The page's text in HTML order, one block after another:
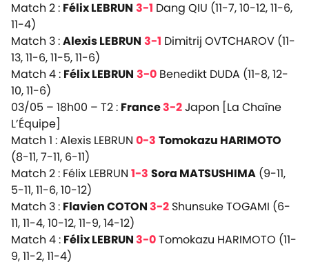
Match 2 : Félix LEBRUN 3-1 Dang QIU (11-7, 10-12, 11-6,
11-4)
Match 3 :Alexis LEBRUN 3-1 Dimitrij OVTCHAROV (11-
13, 11-6, 11-5, 11-6)
Match 4 : Félix LEBRUN 3-0 Benedikt DUDA (11-8, 12-
10, 11-6)
03/05 – 18h00 – T2 : France3-2Japon [La Chaîne
L’Équipe]
Match 1 : Alexis LEBRUN 0-3 Tomokazu HARIMOTO
(8-11, 7-11, 6-11)
Match 2 : Félix LEBRUN 1-3 Sora MATSUSHIMA (9-11,
5-11, 11-6, 10-12)
Match 3 : Flavien COTON3-2 Shunsuke TOGAMI (6-
11, 11-4, 10-12, 11-9, 14-12)
Match 4 : Félix LEBRUN3-0Tomokazu HARIMOTO (11-
9, 11-2, 11-4)